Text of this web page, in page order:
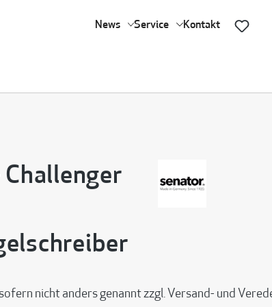
News
Service Kontakt
nicht anders genannt zzgl. Versand- und